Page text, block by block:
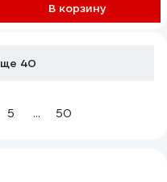
В корзину
40
5 ... 50